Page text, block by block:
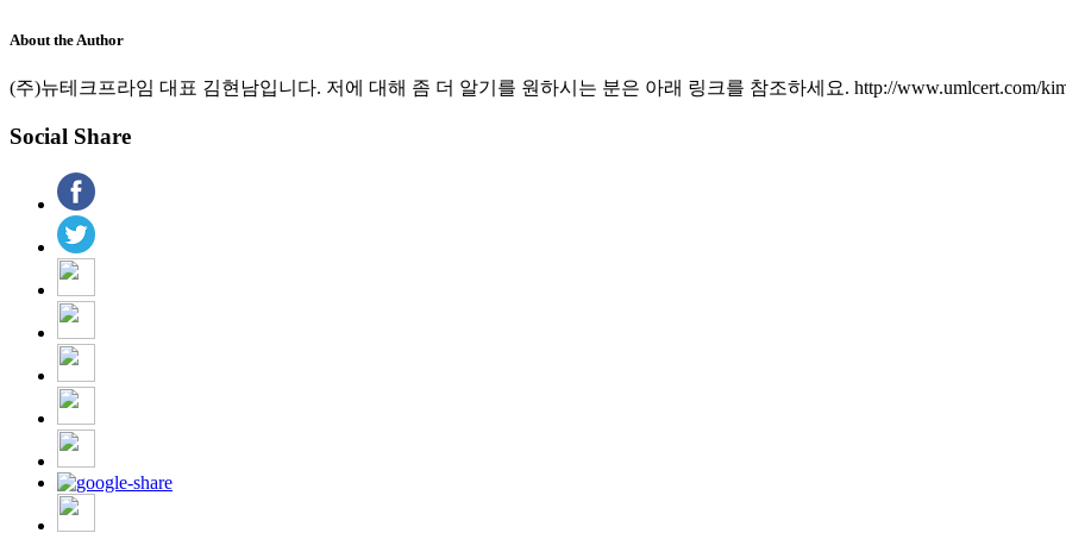
About the Author
(주)뉴테크프라임 대표 김현남입니다. 저에 대해 좀 더 알기를 원하시는 분은 아래 링크를 참조하세요. http://www.umlcert.com/
Social Share